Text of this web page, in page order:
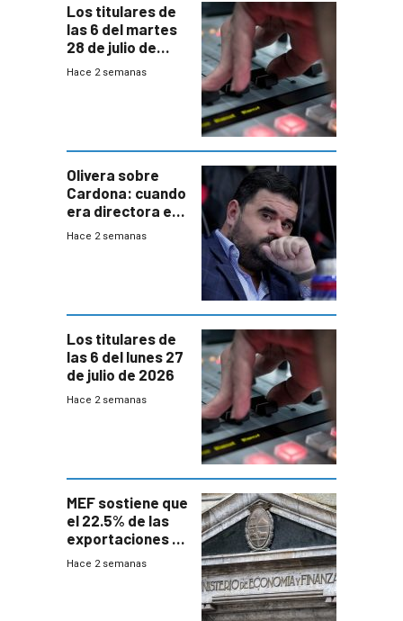
Los titulares de
las 6 del martes
28 de julio de
2026
Hace 2 semanas
Olivera sobre
Cardona: cuando
era directora en
UTE “no era muy
Hace 2 semanas
Los titulares de
las 6 del lunes 27
de julio de 2026
Hace 2 semanas
MEF sostiene que
el 22.5% de las
exportaciones a
EE.UU se verán
Hace 2 semanas